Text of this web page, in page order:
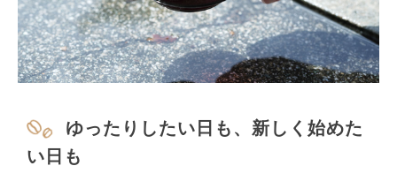
ゆったりしたい日も、新しく始めた
い日も